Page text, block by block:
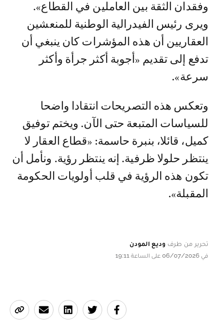
وفقدان الثقة بين العاملين في القطاع».
ويرى رئيس الفيدرالية الوطنية للمنعشين
العقاريين أن هذه المؤشرات كان ينبغي أن
تدفع إلى تقديم «أجوبة أكثر جرأة وأكثر
سرعة».
وتعكس هذه التصريحات انتقادا واضحا
للسياسات المتبعة حتى الآن. ويختم توفيق
كميل، قائلا، بنبرة حاسمة: «قطاع العقار لا
ينتظر حلولا ظرفية. إنه ينتظر رؤية. ونأمل أن
تكون هذه الرؤية في قلب أولويات الحكومة
المقبلة».
تحرير من طرف وديع المودن
في 06/07/2026 على الساعة 19:11